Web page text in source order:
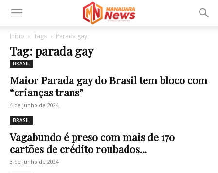
Início Tags Parada gay
Tag: parada gay
BRASIL
Maior Parada gay do Brasil tem bloco com
“crianças trans”
4 de junho de 2024
BRASIL
Vagabundo é preso com mais de 170
cartões de crédito roubados...
3 de junho de 2024